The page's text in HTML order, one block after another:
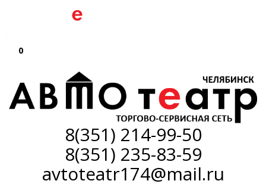
0
8(351) 214-99-50
8(351) 235-83-59
avtoteatr174@mail.ru